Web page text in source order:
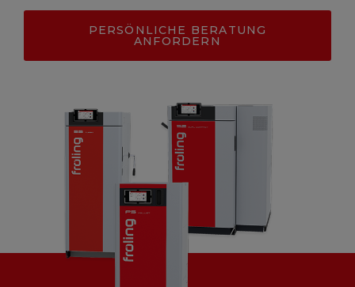
PERSÖNLICHE BERATUNG
ANFORDERN